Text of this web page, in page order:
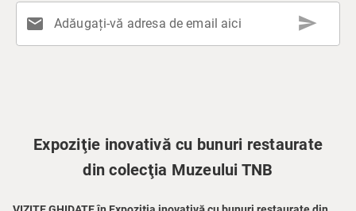
mail Adăugați-vă adresa de email aici send
Expoziţie inovativă cu bunuri restaurate
din colecţia Muzeului TNB